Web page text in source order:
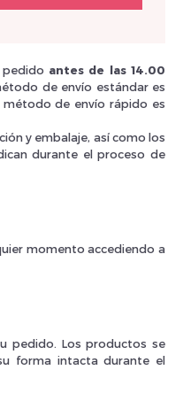
pedido antes de las 14.00
de envío estándar es
método de envío rápido es
y embalaje, así como los
durante el proceso de
momento accediendo a
pedido. Los productos se
forma intacta durante el